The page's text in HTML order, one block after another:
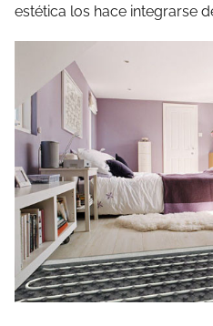
estética los hace integrarse